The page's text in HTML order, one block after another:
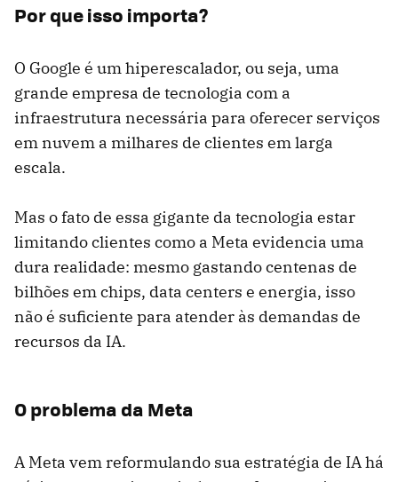
Por que isso importa?
O Google é um hiperescalador, ou seja, uma
grande empresa de tecnologia com a
infraestrutura necessária para oferecer serviços
em nuvem a milhares de clientes em larga
escala.
Mas o fato de essa gigante da tecnologia estar
limitando clientes como a Meta evidencia uma
dura realidade: mesmo gastando centenas de
bilhões em chips, data centers e energia, isso
não é suficiente para atender às demandas de
recursos da IA.
O problema da Meta
A Meta vem reformulando sua estratégia de IA há